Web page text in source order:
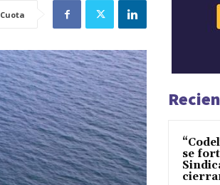
Cuota
se